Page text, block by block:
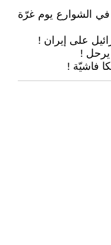
في الشوارع يوم غرّة
على إيران !
!
فاشيّة !